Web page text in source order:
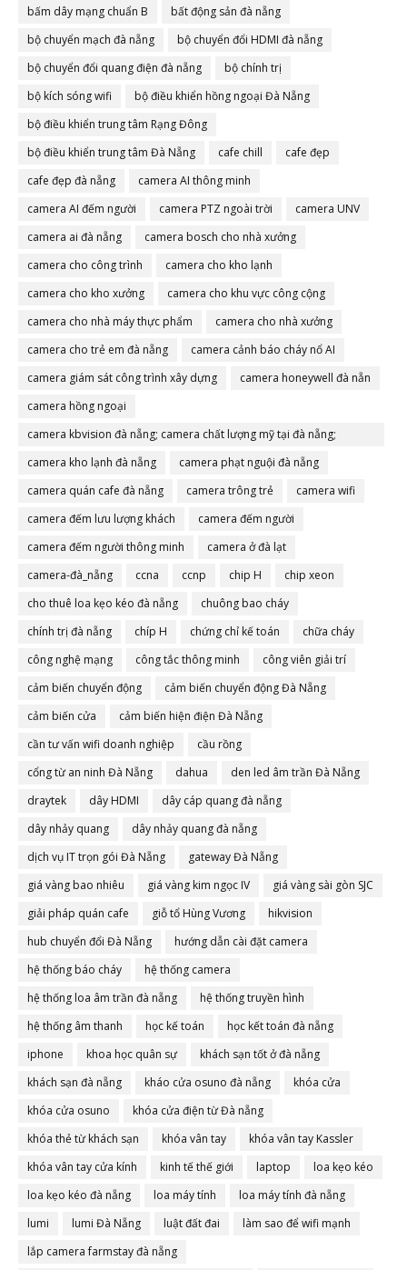
bấm dây mạng chuẩn B
bất động sản đà nẵng
bộ chuyển mạch đà nẵng
bộ chuyển đổi HDMI đà nẵng
bộ chuyển đổi quang điện đà nẵng
bộ chính trị
bộ kích sóng wifi
bộ điều khiển hồng ngoại Đà Nẵng
bộ điều khiển trung tâm Rạng Đông
bộ điều khiển trung tâm Đà Nẵng
cafe chill
cafe đẹp
cafe đẹp đà nẵng
camera AI thông minh
camera AI đếm người
camera PTZ ngoài trời
camera UNV
camera ai đà nẵng
camera bosch cho nhà xưởng
camera cho công trình
camera cho kho lạnh
camera cho kho xưởng
camera cho khu vực công cộng
camera cho nhà máy thực phẩm
camera cho nhà xưởng
camera cho trẻ em đà nẵng
camera cảnh báo cháy nổ AI
camera giám sát công trình xây dựng
camera honeywell đà nẵn
camera hồng ngoại
camera kbvision đà nẵng; camera chất lượng mỹ tại đà nẵng;
camera đà nẵng
camera kho lạnh đà nẵng
camera phạt nguội đà nẵng
camera quán cafe đà nẵng
camera trông trẻ
camera wifi
camera đếm lưu lượng khách
camera đếm người
camera đếm người thông minh
camera ở đà lạt
camera-đà_nẵng
ccna ccnp chip H
chip xeon
cho thuê loa kẹo kéo đà nẵng
chuông bao cháy
chính trị đà nẵng
chíp H chứng chỉ kế toán
chữa cháy
công nghệ mạng
công tắc thông minh
công viên giải trí
cảm biến chuyển động
cảm biến chuyển động Đà Nẵng
cảm biến cửa
cảm biến hiện điện Đà Nẵng
cần tư vấn wifi doanh nghiệp
cầu rồng
cổng từ an ninh Đà Nẵng
dahua
den led âm trần Đà Nẵng
draytek
dây HDMI
dây cáp quang đà nẵng
dây nhảy quang
dây nhảy quang đà nẵng
dịch vụ IT trọn gói Đà Nẵng
gateway Đà Nẵng
giá vàng bao nhiêu
giá vàng kim ngọc IV
giá vàng sài gòn SJC
giải pháp quán cafe
giỗ tổ Hùng Vương
hikvision
hub chuyển đổi Đà Nẵng
hướng dẫn cài đặt camera
hệ thống báo cháy
hệ thống camera
hệ thống loa âm trần đà nẵng
hệ thống truyền hình
hệ thống âm thanh
học kế toán
học kết toán đà nẵng
iphone
khoa học quân sự
khách sạn tốt ở đà nẵng
khách sạn đà nẵng
kháo cửa osuno đà nẵng
khóa cửa
khóa cửa osuno
khóa cửa điện từ Đà nẵng
khóa thẻ từ khách sạn
khóa vân tay
khóa vân tay Kassler
khóa vân tay cửa kính
kinh tế thế giới laptop
loa kẹo kéo
loa kẹo kéo đà nẵng
loa máy tính
loa máy tính đà nẵng
lumi
lumi Đà Nẵng luật đất đai
làm sao để wifi mạnh
lắp camera farmstay đà nẵng